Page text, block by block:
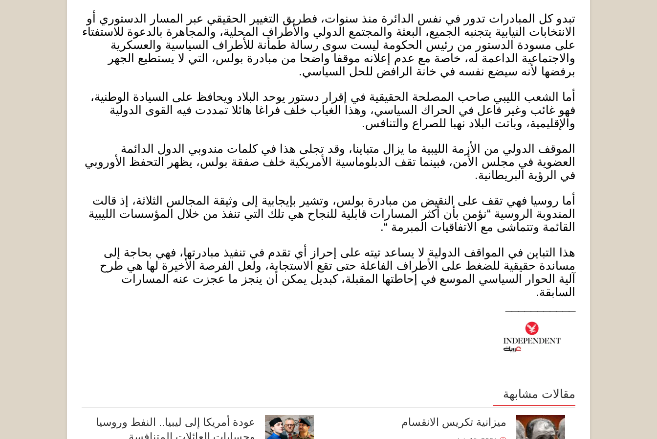
تبدو كل المبادرات تدور في نفس الدائرة منذ سنوات، فطريق التغيير الحقيقي عبر المسار الدستوري أو
الانتخابات النيابية يتجنبه الجميع، البعثة والمجتمع الدولي والأطراف المحلية، والمجاهرة بالدعوة للاستفتاء
على مسودة الدستور من رئيس الحكومة ليست سوى رسالة طمأنة للأطراف السياسية والعسكرية
والاجتماعية الداعمة له، خاصة مع عدم إعلانه موقفا واضحا من مبادرة بولس، التي لا يستطيع الجهر
برفضها لأنه سيضع نفسه في خانة الرافض للحل السياسي.
أما الشعب الليبي صاحب المصلحة الحقيقية في إقرار دستور يوحد البلاد ويحافظ على السيادة الوطنية،
فهو غائب وغير فاعل في الحراك السياسي، وهذا الغياب خلف فراغا هائلا تمددت فيه القوى الدولية
والإقليمية، وباتت البلاد نهبا للصراع والتنافس.
الموقف الدولي من الأزمة الليبية ما يزال متباينا، وقد تجلى هذا في كلمات مندوبي الدول الدائمة
العضوية في مجلس الأمن، فبينما تقف الدبلوماسية الأمريكية خلف صفقة بولس، يظهر التحفظ الأوروبي
في الرؤية البريطانية.
أما روسيا فهي تقف على النقيض من مبادرة بولس، وتشير بإيجابية إلى وثيقة المجالس الثلاثة، إذ قالت
المندوبة الروسية “نؤمن بأن أكثر المسارات قابلية للنجاح هي تلك التي تنفذ من خلال المؤسسات الليبية
القائمة وتتماشى مع الاتفاقيات المبرمة “.
هذا التباين في المواقف الدولية لا يساعد تيته على إحراز أي تقدم في تنفيذ مبادرتها، فهي بحاجة إلى
مساندة حقيقية للضغط على الأطراف الفاعلة حتى تقع الاستجابة، ولعل الفرصة الأخيرة لها هي طرح
آلية الحوار السياسي الموسع في إحاطتها المقبلة، كبديل يمكن أن ينجز ما عجزت عنه المسارات
السابقة.
مقالات مشابهة
عودة أمريكا إلى ليبيا.. النفط وروسيا
ميزانية تكريس الانقسام